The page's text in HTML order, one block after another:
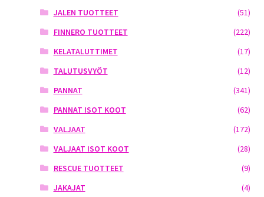
JALEN TUOTTEET
(51)
FINNERO TUOTTEET
(222)
KELATALUTTIMET
(17)
TALUTUSVYÖT
(12)
PANNAT
(341)
PANNAT ISOT KOOT
(62)
VALJAAT
(172)
VALJAAT ISOT KOOT
(28)
RESCUE TUOTTEET
(9)
JAKAJAT
(4)